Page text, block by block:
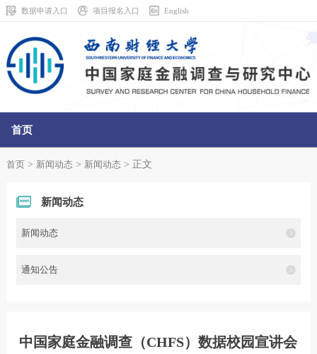
数据申请入口 项目报名入口 English
首页
走进中心
调查中心
数据中心
数据调查共享平台
智库成果
首页> 新闻动态> 新闻动态> 正文
新闻动态
新闻动态
通知公告
中国家庭金融调查（CHFS）数据校园宣讲会